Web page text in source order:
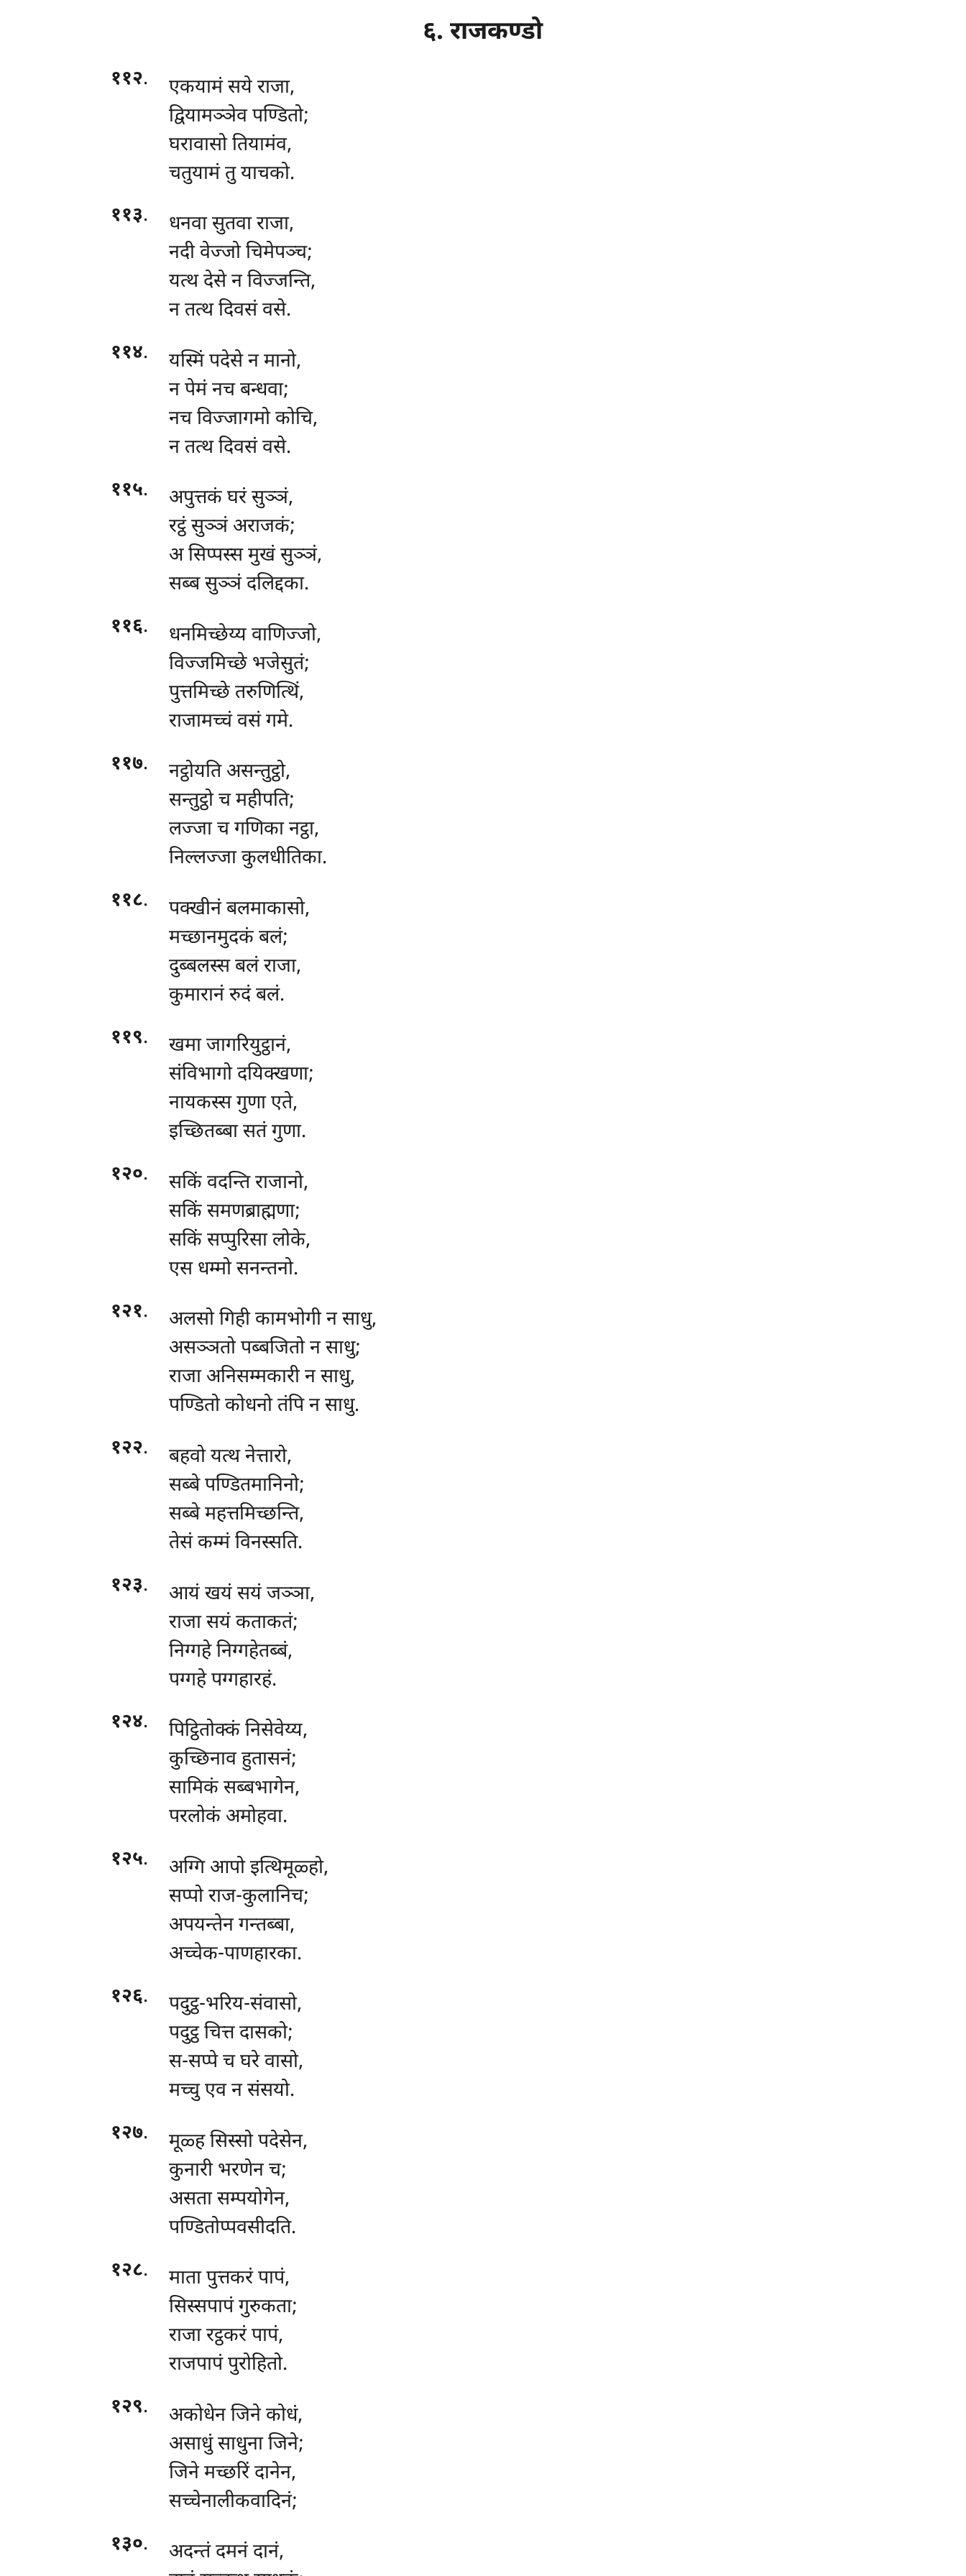
६. राजकण्डो
११२.
एकयामं सये राजा,
द्वियामञ्ञेव पण्डितो;
घरावासो तियामंव,
चतुयामं तु याचको.
११३.
धनवा सुतवा राजा,
नदी वेज्जो चिमेपञ्च;
यत्थदेसे न विज्जन्ति,
न तत्थ दिवसं वसे.
११४.
यस्मिं पदेसे न मानो,
न पेमं नच बन्धवा;
नच विज्जागमो कोचि,
न तत्थ दिवसं वसे.
११५.
अपुत्तकं घरं सुञ्ञं,
रट्ठं सुञ्ञं अराजकं;
अ सिप्पस्स मुखं सुञ्ञं,
सब्ब सुञ्ञं दलिद्दका.
११६.
धनमिच्छेय्य वाणिज्जो,
विज्जमिच्छे भजेसुतं;
पुत्तमिच्छे तरुणित्थिं,
राजामच्चं वसं गमे.
११७.
नट्ठोयति असन्तुट्ठो,
सन्तुट्ठो च महीपति;
लज्जा च गणिका नट्ठा,
निल्लज्जा कुलधीतिका.
११८.
पक्खीनं बलमाकासो,
मच्छानमुदकं बलं;
दुब्बलस्सबलं राजा,
कुमारानं रुदं बलं.
११९.
खमा जागरियुट्ठानं,
संविभागो दयिक्खणा;
नायकस्स गुणा एते,
इच्छितब्बा सतं गुणा.
१२०.
सकिं वदन्ति राजानो,
सकिं समणब्राह्मणा;
सकिं सप्पुरिसा लोके,
एस धम्मो सनन्तनो.
१२१.
अलसो गिही कामभोगी न साधु,
असञ्ञतो पब्बजितो न साधु;
राजा अनिसम्मकारी न साधु,
पण्डितो कोधनो तंपि न साधु.
१२२.
बहवो यत्थ नेत्तारो,
सब्बे पण्डितमानिनो;
सब्बे महत्तमिच्छन्ति,
तेसं कम्मं विनस्सति.
१२३.
आयं खयं सयं जञ्ञा,
राजा सयं कताकतं;
निग्गहेनिग्गहेतब्बं,
पग्गहे पग्गहारहं.
१२४.
पिट्ठितोक्कं निसेवेय्य,
कुच्छिनाव हुतासनं;
सामिकं सब्बभागेन,
परलोकं अमोहवा.
१२५.
अग्गि आपो इत्थिमूळ्हो,
सप्पो राज-कुलानिच;
अपयन्तेन गन्तब्बा,
अच्चेक-पाणहारका.
१२६.
पदुट्ठ-भरिय-संवासो,
पदुट्ठ चित्त दासको;
स-सप्पे च घरे वासो,
मच्चु एव न संसयो.
१२७.
मूळ्ह सिस्सो पदेसेन,
कुनारी भरणेन च;
असता सम्पयोगेन,
पण्डितोप्पवसीदति.
१२८.
माता पुत्तकरं पापं,
सिस्सपापं गुरुकता;
राजारट्ठकरं पापं,
राजपापं पुरोहितो.
१२९.
अकोधेन जिने कोधं,
असाधुं साधुना जिने;
जिने मच्छरिं दानेन,
सच्चेनालीकवादिनं;
१३०.
अदन्तं दमनं दानं,